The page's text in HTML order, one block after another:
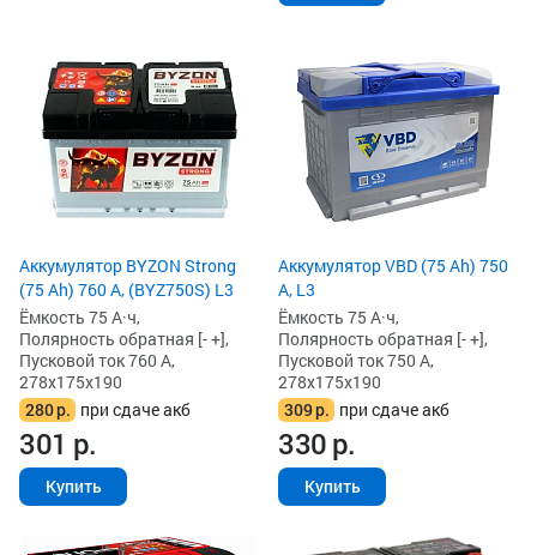
Аккумулятор BYZON Strong
(75 Ah) 760 А, (BYZ750S) L3
Ёмкость 75 А·ч,
Полярность обратная [- +],
Пусковой ток 760 А,
278x175x190
280р. при сдаче акб
301 р.
Купить
Аккумулятор VBD (75 Ah) 750
А, L3
Ёмкость 75 А·ч,
Полярность обратная [- +],
Пусковой ток 750 А,
278x175x190
309р. при сдаче акб
330р.
Купить